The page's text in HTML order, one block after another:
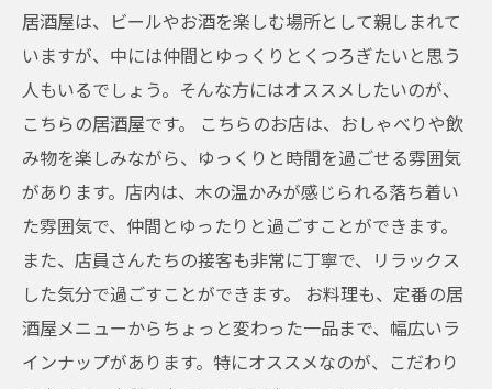
居酒屋は、ビールやお酒を楽しむ場所として親しまれて
いますが、中には仲間とゆっくりとくつろぎたいと思う
人もいるでしょう。そんな方にはオススメしたいのが、
こちらの居酒屋です。 こちらのお店は、おしゃべりや飲
み物を楽しみながら、ゆっくりと時間を過ごせる雰囲気
があります。店内は、木の温かみが感じられる落ち着い
た雰囲気で、仲間とゆったりと過ごすことができます。
また、店員さんたちの接客も非常に丁寧で、リラックス
した気分で過ごすことができます。 お料理も、定番の居
酒屋メニューからちょっと変わった一品まで、幅広いラ
インナップがあります。特にオススメなのが、こだわり